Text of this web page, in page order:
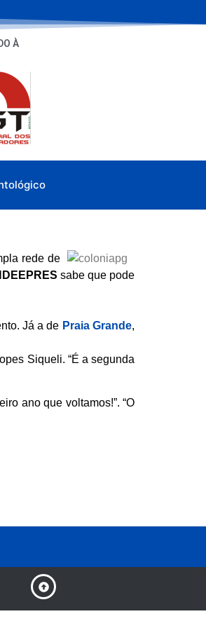
À
rede de
sabe que pode
Já a de Praia Grande,
Siqueli. “É a segunda
ano que voltamos!”. “O